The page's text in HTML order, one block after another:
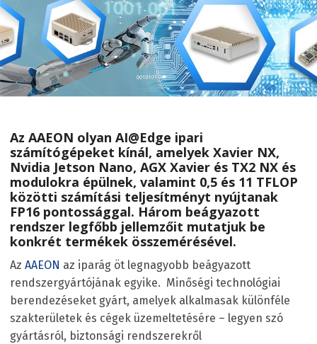
Az AAEON olyan AI@Edge ipari
számítógépeket kínál, amelyek Xavier NX,
Nvidia Jetson Nano, AGX Xavier és TX2 NX és
modulokra épülnek, valamint 0,5 és 11 TFLOP
közötti számítási teljesítményt nyújtanak
FP16 pontossággal. Három beágyazott
rendszer legfőbb jellemzőit mutatjuk be
konkrét termékek összemérésével.
Az AAEON az iparág öt legnagyobb beágyazott
rendszergyártójának egyike. Minőségi technológiai
berendezéseket gyárt, amelyek alkalmasak különféle
szakterületek és cégek üzemeltetésére – legyen szó
gyártásról, biztonsági rendszerekről